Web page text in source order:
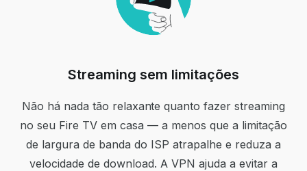
Streaming sem limitações
Não há nada tão relaxante quanto fazer streaming
no seu Fire TV em casa — a menos que a limitação
de largura de banda do ISP atrapalhe e reduza a
velocidade de download. A VPN ajuda a evitar a